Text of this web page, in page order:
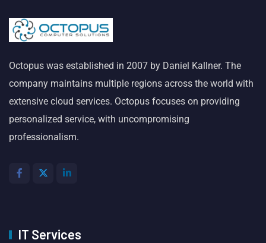
Octopus was established in 2007 by Daniel Kallner. The
company maintains multiple regions across the world with
extensive cloud services. Octopus focuses on providing
personalized service, with uncompromising
professionalism.
IT Services